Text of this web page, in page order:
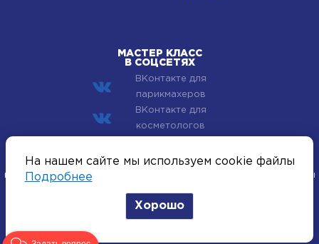
МАСТЕР КЛАСС
В СОЦСЕТЯХ
ВКонтакте для
парикмахеров
ВКонтакте для
косметологов
© 2002–2026 Компания Мастер Класс - профессиональная
косметика для лица, тела и волос. Все хиты индустрии красоты
Политика конфиденциальности
Согласие на получение рассылок
На нашем сайте мы используем cookie файлы
Подробнее
Хорошо